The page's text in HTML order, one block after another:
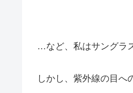
…など、私はサングラ
しかし、紫外線の目へ